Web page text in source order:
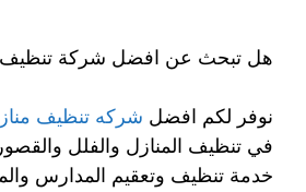
هل تبحث عن افضل شركة تنظيف
نوفر لكم افضل شركه تنظيف
في تنظيف المنازل والفلل
خدمة تنظيف وتعقيم المدارس